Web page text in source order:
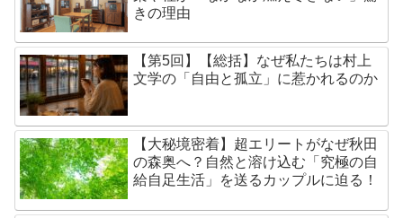
きの理由
【第5回】【総括】なぜ私たちは村上
文学の「自由と孤立」に惹かれるのか
【大秘境密着】超エリートがなぜ秋田
の森奥へ？自然と溶け込む「究極の自
給自足生活」を送るカップルに迫る！